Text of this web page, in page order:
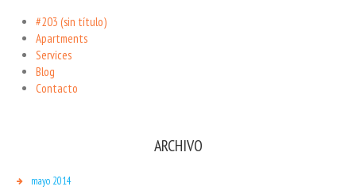
#203 (sin título)
Apartments
Services
Blog
Contacto
ARCHIVO
mayo 2014